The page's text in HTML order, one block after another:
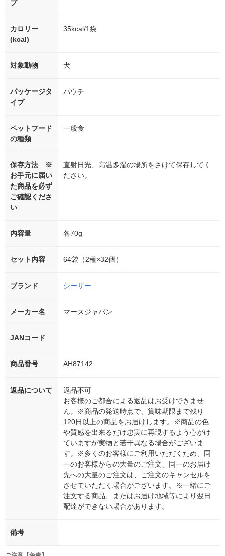
プ
カロリー
(kcal)
35kcal/1袋
対象動物 犬
パッケージタ
イプ
パウチ
ペットフード
の種類
一般食
保存方法 ※
お手元に届い
た商品を必ず
ご確認くださ
い
直射日光、高温多湿の場所をさけて保存してく
ださい。
内容量 各70g
セット内容 64袋（2種×32個）
ブランド シーザー
メーカー名 マースジャパン
JANコード
商品番号 AH87142
返品について
返品不可
お客様のご都合による返品はお受けできませ
ん。※商品の発送時点で、賞味期限まで残り
120日以上の商品をお届けします。※商品の色
や質感を出来るだけ忠実に再現するよう心がけ
ていますが実物と若干異なる場合がございま
す。※多くのお客様にご利用いただくため、同
一のお客様からの大量のご注文、同一のお届け
先への大量のご注文は、ご注文のキャンセルを
させていただく場合がございます。※一緒にご
注文する商品、またはお届け地域等により翌日
配達ができない場合があります。
備考